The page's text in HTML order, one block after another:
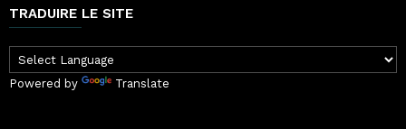
TRADUIRE LE SITE
Powered by Translate